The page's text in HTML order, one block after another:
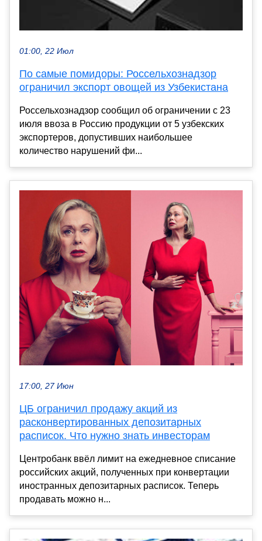
01:00, 22 Июл
По самые помидоры: Россельхознадзор
ограничил экспорт овощей из Узбекистана
Россельхознадзор сообщил об ограничении с 23
июля ввоза в Россию продукции от 5 узбекских
экспортеров, допустивших наибольшее
количество нарушений фи...
17:00, 27 Июн
ЦБ ограничил продажу акций из
расконвертированных депозитарных
расписок. Что нужно знать инвесторам
Центробанк ввёл лимит на ежедневное списание
российских акций, полученных при конвертации
иностранных депозитарных расписок. Теперь
продавать можно н...